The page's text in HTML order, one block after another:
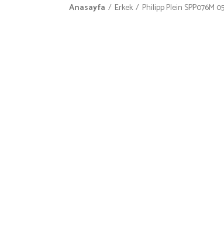
Anasayfa Erkek Philipp Plein SPP076M